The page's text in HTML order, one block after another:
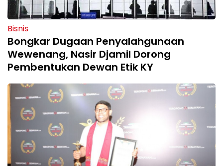
Bisnis
Bongkar Dugaan Penyalahgunaan
Wewenang, Nasir Djamil Dorong
Pembentukan Dewan Etik KY